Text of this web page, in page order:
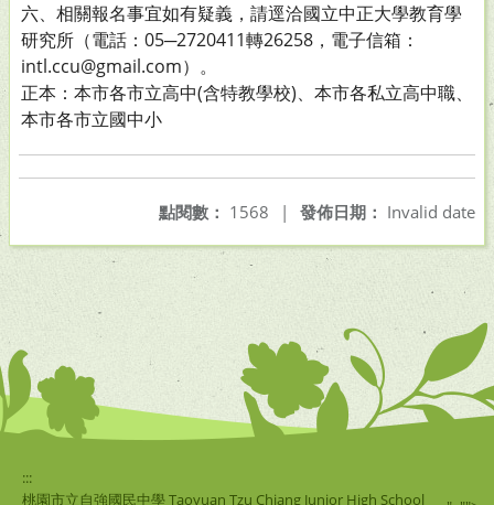
六、相關報名事宜如有疑義，請逕洽國立中正大學教育學
研究所（電話：05─2720411轉26258，電子信箱：
intl.ccu@gmail.com）。
正本：本市各市立高中(含特教學校)、本市各私立高中職、
本市各市立國中小
發佈日期： Invalid date
點閱數： 1568 |
:::
桃園市立自強國民中學 Taoyuan Tzu Chiang Junior High School